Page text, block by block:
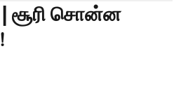
சூரி சொன்ன